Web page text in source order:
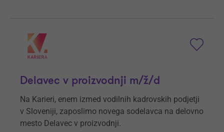
Delavec v proizvodnji m/ž/d
Na Karieri, enem izmed vodilnih kadrovskih podjetji
v Sloveniji, zaposlimo novega sodelavca na delovno
mesto Delavec v proizvodnji.